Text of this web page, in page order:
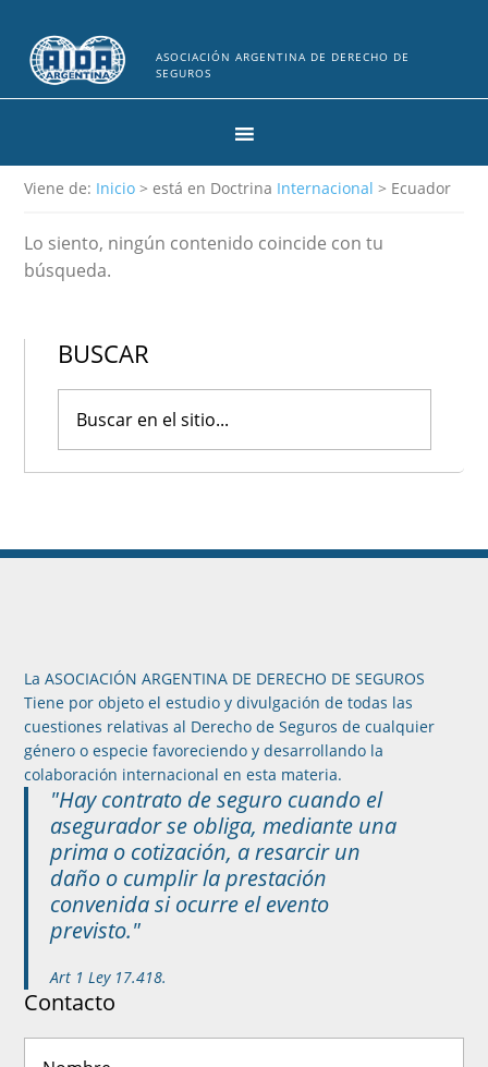
ASOCIACIÓN ARGENTINA DE DERECHO DE
SEGUROS
Viene de: Inicio> está en Doctrina Internacional > Ecuador
Lo siento, ningún contenido coincide con tu
búsqueda.
BUSCAR
La ASOCIACIÓN ARGENTINA DE DERECHO DE SEGUROS
Tiene por objeto el estudio y divulgación de todas las
cuestiones relativas al Derecho de Seguros de cualquier
género o especie favoreciendo y desarrollando la
colaboración internacional en esta materia.
"Hay contrato de seguro cuando el
asegurador se obliga, mediante una
prima o cotización, a resarcir un
daño o cumplir la prestación
convenida si ocurre el evento
previsto."
Art 1 Ley 17.418.
Contacto